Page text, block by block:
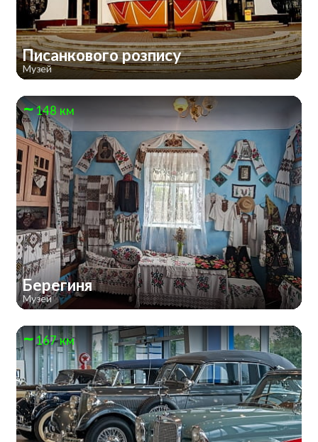
Писанкового розпису
Музей
148 км
Берегиня
Музей
167 км